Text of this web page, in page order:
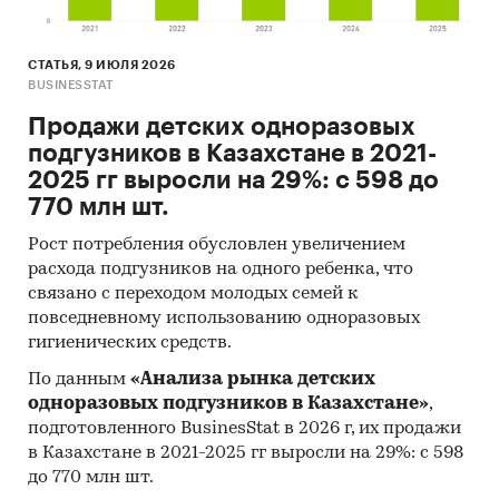
кабинетного исследования является
фармацевтической продукции и получить
состояние в настоящее время и в будущем.
Метод анализа данных
1. Базы данных Федеральной Таможенной
службы РФ, ФСГС РФ (Росстат).
2. Материалы DataMonitor, EuroMonitor,
Eurostat.
3. Печатные и электронные деловые и
специализированные издания, аналитические
обзоры.
4. Ресурсы сети Интернет в России и мире.
5. Экспертные опросы.
СТАТЬЯ, 9 ИЮЛЯ 2026
BUSINESSTAT
Продажи детских одноразовых
подгузников в Казахстане в 2021-
2025 гг выросли на 29%: с 598 до
770 млн шт.
Рост потребления обусловлен увеличением
расхода подгузников на одного ребенка, что
связано с переходом молодых семей к
повседневному использованию одноразовых
гигиенических средств.
По данным «Анализа рынка детских
одноразовых подгузников в Казахстане»,
подготовленного BusinesStat в 2026 г, их продажи
в Казахстане в 2021-2025 гг выросли на 29%: с 598
до 770 млн шт.